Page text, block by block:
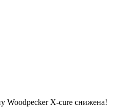
Woodpecker X-cure снижена!